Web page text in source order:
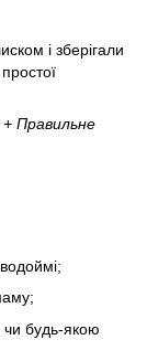
і зберігали
+ Правильне
будь-якою